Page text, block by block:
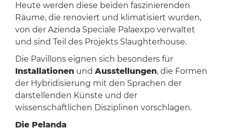
Heute werden diese beiden faszinierenden
Räume, die renoviert und klimatisiert wurden,
von der Azienda Speciale Palaexpo verwaltet
und sind Teil des Projekts Slaughterhouse.
Die Pavillons eignen sich besonders für
Installationenund Ausstellungen, die Formen
der Hybridisierung mit den Sprachen der
darstellenden Künste und der
wissenschaftlichen Disziplinen vorschlagen.
Die Pelanda